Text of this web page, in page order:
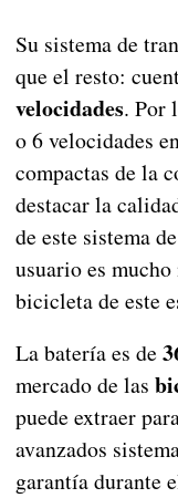
Su sistema de
que el resto:
velocidades. Por
o 6 velocidades
compactas de la
destacar la
de este sistema
usuario es
bicicleta de este
La batería es de
mercado de las
puede extraer
avanzados
garantía durante